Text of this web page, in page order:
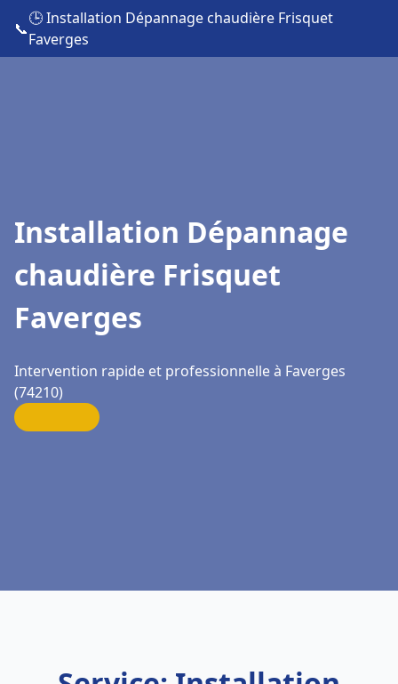
📞
🕒 Installation Dépannage chaudière Frisquet
Faverges
Installation Dépannage
chaudière Frisquet
Faverges
Intervention rapide et professionnelle à Faverges
(74210)